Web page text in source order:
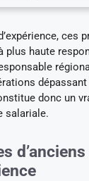
ces
plus haute
donc un
salariale.